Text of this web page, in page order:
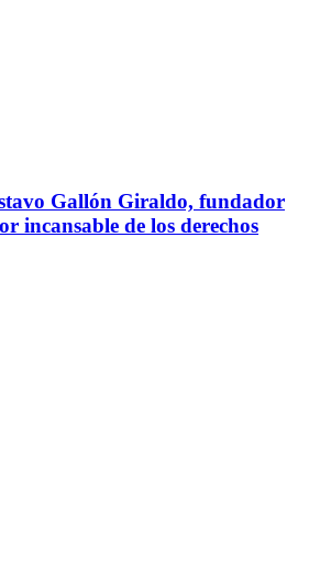
Gallón Giraldo, fundador
incansable de los derechos